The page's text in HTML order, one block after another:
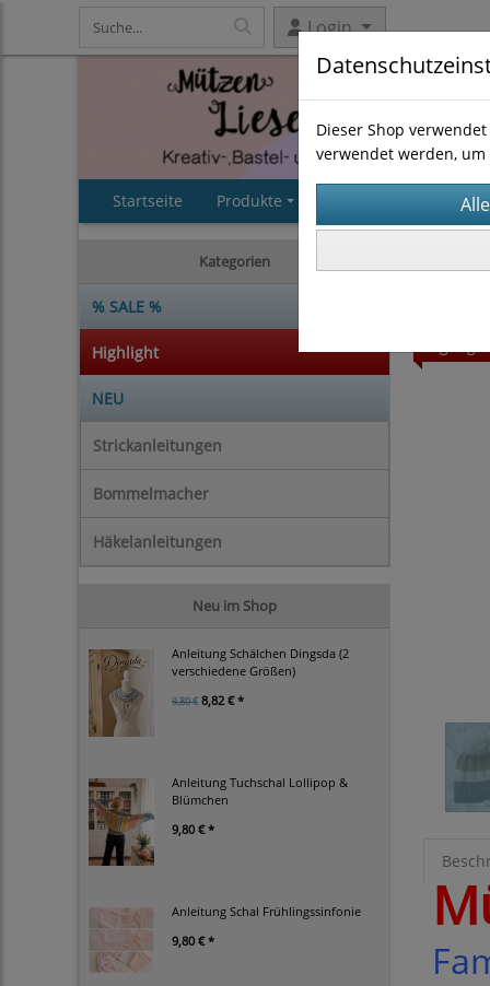
Login
Startseite Produkte Impressum
Kategorien
% SALE %
Highlight
NEU
Strickanleitungen
Bommelmacher
Häkelanleitungen
Neu im Shop
Anleitung Schälchen Dingsda (2
verschiedene Größen)
9,80 € 8,82 € *
Anleitung Tuchschal Lollipop &
Blümchen
9,80 € *
Anleitung Schal Frühlingssinfonie
9,80 € *
Dieser Shop
verwendet werden,